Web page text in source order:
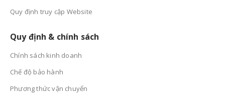
Quy định truy cập Website
Quy định & chính sách
Chính sách kinh doanh
Chế độ bảo hành
Phương thức vận chuyển